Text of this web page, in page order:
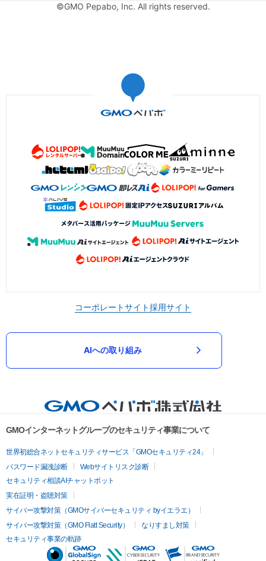
©GMO Pepabo, Inc. All rights reserved.
コーポレートサイト採用サイト
AIへの取り組み
GMOインターネットグループのセキュリティ事業について
世界初総合ネットセキュリティサービス「GMOセキュリティ24」
パスワード漏洩診断
Webサイトリスク診断
セキュリティ相談AIチャットボット
実在証明・盗聴対策
サイバー攻撃対策（GMOサイバーセキュリティ byイエラエ）
サイバー攻撃対策（GMO Flatt Security）
なりすまし対策
セキュリティ事業の軌跡